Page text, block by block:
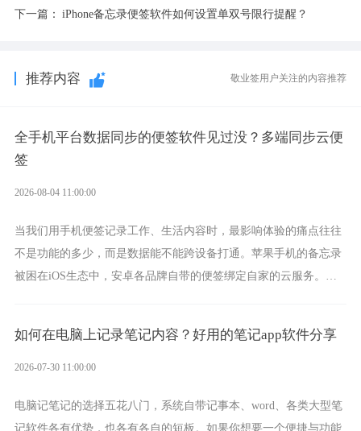
下一篇： iPhone备忘录便签软件如何设置单双号限行提醒？
推荐内容 敬业签用户关注的内容推荐
全手机平台数据同步的便签软件见过没？多端同步云便
签
2026-08-04 11:00:00
当我们用手机便签记录工作、生活内容时，最影响体验的痛点往往
不是功能的多少，而是数据能不能跨设备打通。苹果手机的备忘录
被困在iOS生态中，安卓各品牌自带的便签绑定自家的云服务。而
如何在电脑上记录笔记内容？好用的笔记app软件分享
2026-07-30 11:00:00
电脑记笔记的选择五花八门，系统自带记事本、word、各类大型笔
记软件各有优势，也各有各自的短板。如果你想要一个便捷与功能